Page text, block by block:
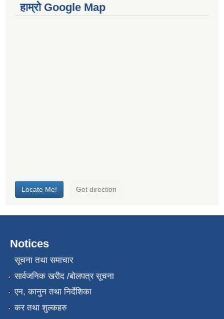
हाम्रो Google Map
Notices
सूचना तथा समाचार
सार्वजनिक खरीद /बोलपत्र सूचना
एन, कानुन तथा निर्देशिका
कर तथा शुल्कहरु